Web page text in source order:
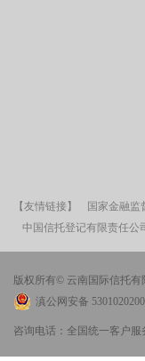
【友情链接】 国家金融监
中国信托登记有限责任公
版权所有© 云南国际信托有
滇公网安备
咨询电话：全国统一客户服